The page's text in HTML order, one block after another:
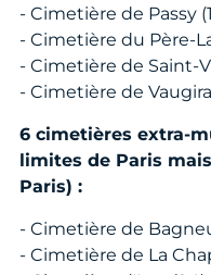
- Cimetière de Passy
- Cimetière du Père-
- Cimetière de Saint-
- Cimetière de
6 cimetières extra-
limites de Paris
Paris) :
- Cimetière de
- Cimetière de La